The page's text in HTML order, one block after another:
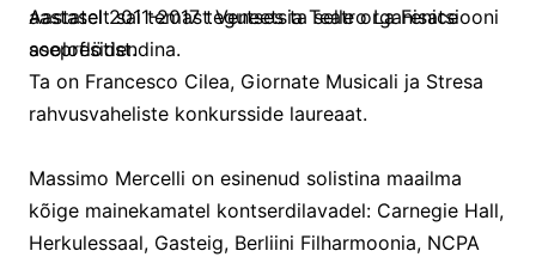
Aastatel 2011-2017 tegutses ta selle organisatsiooni
asepresidendina.
aastaselt sai temast Veneetsia Teatro La Fenice
sooloflötist.
Ta on Francesco Cilea, Giornate Musicali ja Stresa
rahvusvaheliste konkursside laureaat.
Massimo Mercelli on esinenud solistina maailma
kõige mainekamatel kontserdilavadel: Carnegie Hall,
Herkulessaal, Gasteig, Berliini Filharmoonia, NCPA